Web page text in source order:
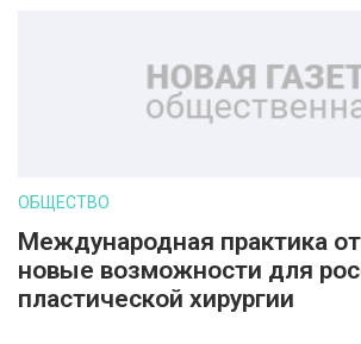
ОБЩЕСТВО
Международная практика
новые возможности для
пластической хирургии